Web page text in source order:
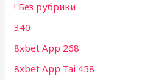
! Без рубрики
340
8xbet App 268
8xbet App Tai 458